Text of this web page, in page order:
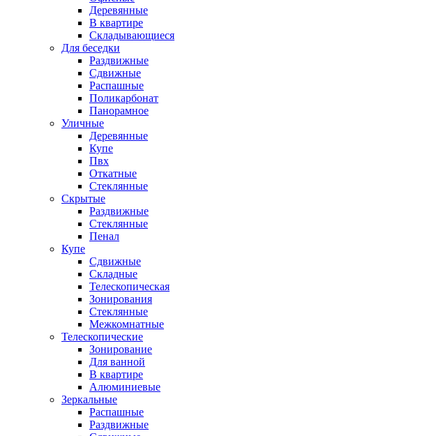
Деревянные
В квартире
Складывающиеся
Для беседки
Раздвижные
Сдвижные
Распашные
Поликарбонат
Панорамное
Уличные
Деревянные
Купе
Пвх
Откатные
Стеклянные
Скрытые
Раздвижные
Стеклянные
Пенал
Купе
Сдвижные
Складные
Телескопическая
Зонирования
Стеклянные
Межкомнатные
Телескопические
Зонирование
Для ванной
В квартире
Алюминиевые
Зеркальные
Распашные
Раздвижные